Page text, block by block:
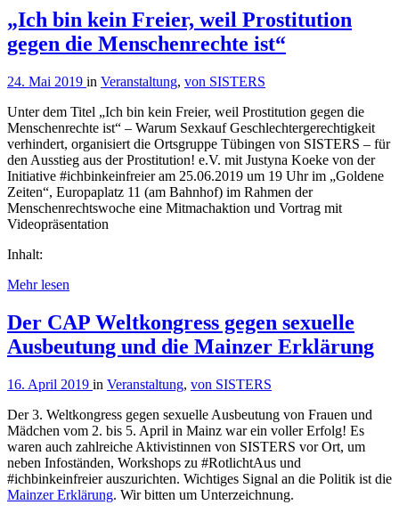
„Ich bin kein Freier, weil Prostitution
gegen die Menschenrechte ist“
24. Mai 2019 in Veranstaltung, von SISTERS
Unter dem Titel „Ich bin kein Freier, weil Prostitution gegen die
Menschenrechte ist“ – Warum Sexkauf Geschlechtergerechtigkeit
verhindert, organisiert die Ortsgruppe Tübingen von SISTERS – für
den Ausstieg aus der Prostitution! e.V. mit Justyna Koeke von der
Initiative #ichbinkeinfreier am 25.06.2019 um 19 Uhr im „Goldene
Zeiten“, Europaplatz 11 (am Bahnhof) im Rahmen der
Menschenrechtswoche eine Mitmachaktion und Vortrag mit
Videopräsentation
Inhalt:
Mehr lesen
Der CAP Weltkongress gegen sexuelle
Ausbeutung und die Mainzer Erklärung
16. April 2019 in Veranstaltung, von SISTERS
Der 3. Weltkongress gegen sexuelle Ausbeutung von Frauen und
Mädchen vom 2. bis 5. April in Mainz war ein voller Erfolg! Es
waren auch zahlreiche Aktivistinnen von SISTERS vor Ort, um
neben Infoständen, Workshops zu #RotlichtAus und
#ichbinkeinfreier auszurichten. Wichtiges Signal an die Politik ist die
Mainzer Erklärung. Wir bitten um Unterzeichnung.